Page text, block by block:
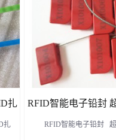
了
扎
扎
RFID智能电子铅封
RFID智能电子铅封